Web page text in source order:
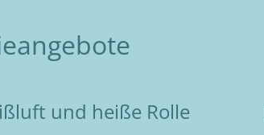
und heiße Rolle